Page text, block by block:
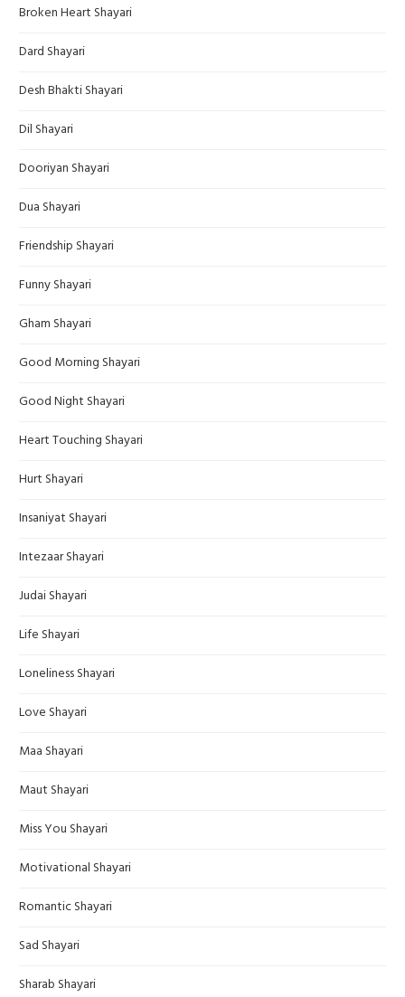
Broken Heart Shayari
Dard Shayari
Desh Bhakti Shayari
Dil Shayari
Dooriyan Shayari
Dua Shayari
Friendship Shayari
Funny Shayari
Gham Shayari
Good Morning Shayari
Good Night Shayari
Heart Touching Shayari
Hurt Shayari
Insaniyat Shayari
Intezaar Shayari
Judai Shayari
Life Shayari
Loneliness Shayari
Love Shayari
Maa Shayari
Maut Shayari
Miss You Shayari
Motivational Shayari
Romantic Shayari
Sad Shayari
Sharab Shayari